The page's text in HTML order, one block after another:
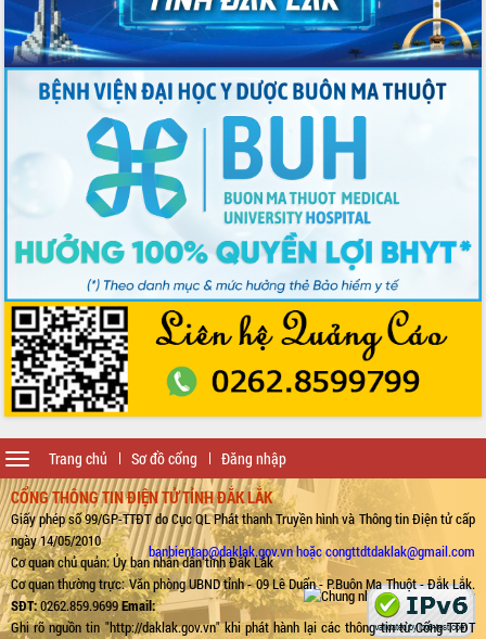
Trang chủ Sơ đồ cổng Đăng nhập
Toggle
navigation
CỔNG THÔNG TIN ĐIỆN TỬ TỈNH ĐẮK LẮK
Giấy phép số 99/GP-TTĐT do Cục QL Phát thanh Truyền hình và Thông tin Điện tử cấp
ngày 14/05/2010
Cơ quan chủ quản: Ủy ban nhân dân tỉnh Đắk Lắk
Cơ quan thường trực: Văn phòng UBND tỉnh - 09 Lê Duẩn - P.Buôn Ma Thuột - Đắk Lắk.
SĐT:0262.859.9699Email:
banbientap@daklak.gov.vn hoặc congttdtdaklak@gmail.com
Ghi rõ nguồn tin "http://daklak.gov.vn" khi phát hành lại các thông tin từ Cổng TTĐT